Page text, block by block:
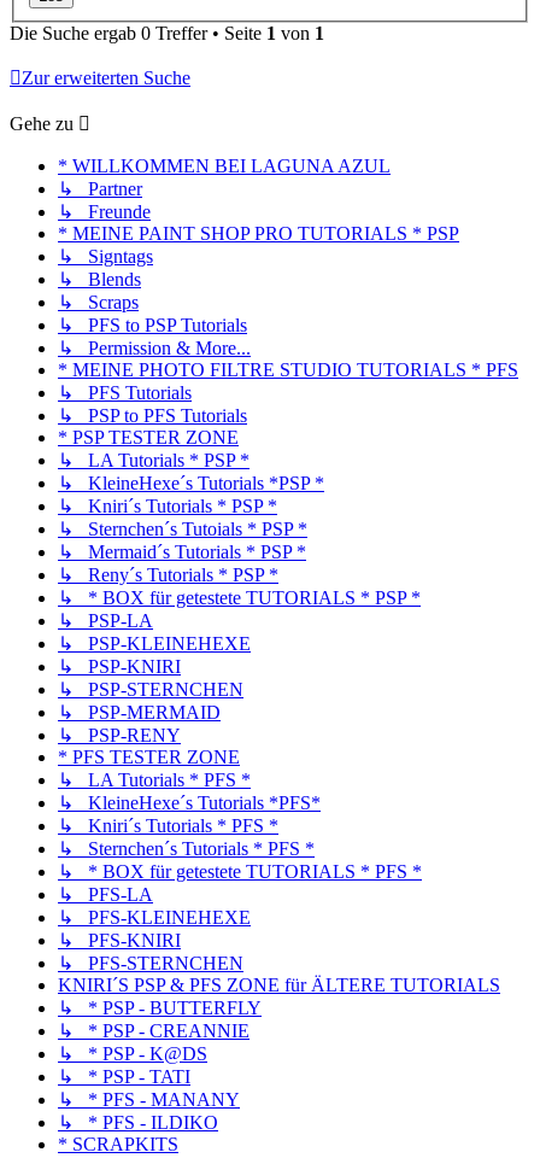
Die Suche ergab 0 Treffer • Seite 1 von 1
Zur erweiterten Suche
Gehe zu
* WILLKOMMEN BEI LAGUNA AZUL
↳ Partner
↳ Freunde
* MEINE PAINT SHOP PRO TUTORIALS * PSP
↳ Signtags
↳ Blends
↳ Scraps
↳ PFS to PSP Tutorials
↳ Permission & More...
* MEINE PHOTO FILTRE STUDIO TUTORIALS * PFS
↳ PFS Tutorials
↳ PSP to PFS Tutorials
* PSP TESTER ZONE
↳ LA Tutorials * PSP *
↳ KleineHexe´s Tutorials *PSP *
↳ Kniri´s Tutorials * PSP *
↳ Sternchen´s Tutoials * PSP *
↳ Mermaid´s Tutorials * PSP *
↳ Reny´s Tutorials * PSP *
↳ * BOX für getestete TUTORIALS * PSP *
↳ PSP-LA
↳ PSP-KLEINEHEXE
↳ PSP-KNIRI
↳ PSP-STERNCHEN
↳ PSP-MERMAID
↳ PSP-RENY
* PFS TESTER ZONE
↳ LA Tutorials * PFS *
↳ KleineHexe´s Tutorials *PFS*
↳ Kniri´s Tutorials * PFS *
↳ Sternchen´s Tutorials * PFS *
↳ * BOX für getestete TUTORIALS * PFS *
↳ PFS-LA
↳ PFS-KLEINEHEXE
↳ PFS-KNIRI
↳ PFS-STERNCHEN
KNIRI´S PSP & PFS ZONE für ÄLTERE TUTORIALS
↳ * PSP - BUTTERFLY
↳ * PSP - CREANNIE
↳ * PSP - K@DS
↳ * PSP - TATI
↳ * PFS - MANANY
↳ * PFS - ILDIKO
* SCRAPKITS